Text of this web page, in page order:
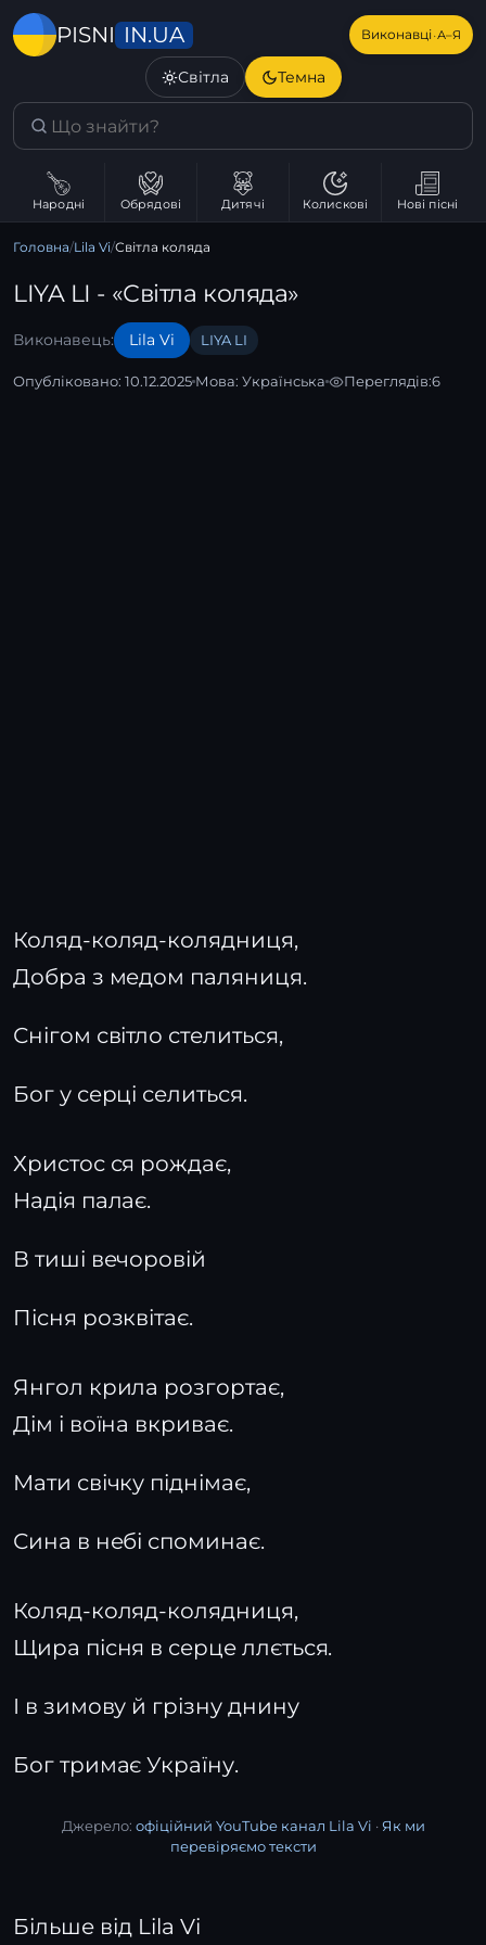
PISNI IN.UA Виконавці·А–Я
Світла Темна
Народні Обрядові Дитячі Колискові Нові пісні
Головна/Lila Vi/Світла коляда
LIYA LI - «Світла коляда»
Виконавець: Lila Vi LIYA LI
Опубліковано: 10.12.2025 Мова: Українська Переглядів:6
Коляд-коляд-колядниця,
Добра з медом паляниця.
Снігом світло стелиться,
Бог у серці селиться.
Христос ся рождає,
Надія палає.
В тиші вечоровій
Пісня розквітає.
Янгол крила розгортає,
Дім і воїна вкриває.
Мати свічку піднімає,
Сина в небі споминає.
Коляд-коляд-колядниця,
Щира пісня в серце ллється.
І в зимову й грізну днину
Бог тримає Україну.
Джерело: офіційний YouTube канал Lila Vi · Як ми
перевіряємо тексти
Більше від Lila Vi